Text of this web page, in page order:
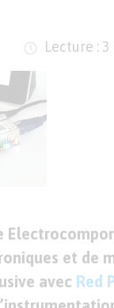
Lecture :
et de
avec Red